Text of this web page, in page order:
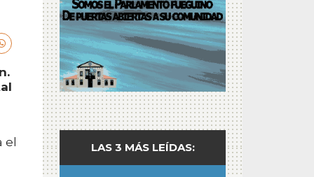
LAS 3 MÁS LEÍDAS: